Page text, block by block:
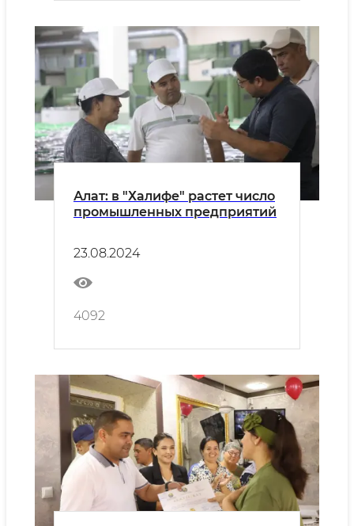
Алат: в "Халифе" растет число
промышленных предприятий
23.08.2024
4092